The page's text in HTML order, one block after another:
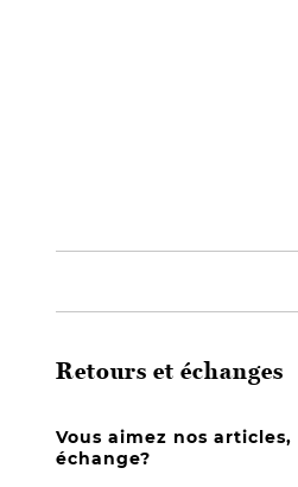
Retours et échanges
Vous aimez nos
échange?